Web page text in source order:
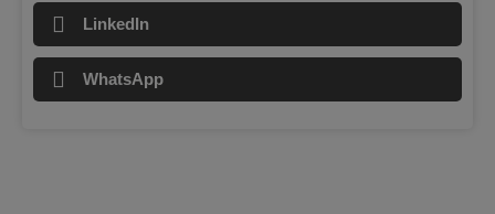
LinkedIn
WhatsApp